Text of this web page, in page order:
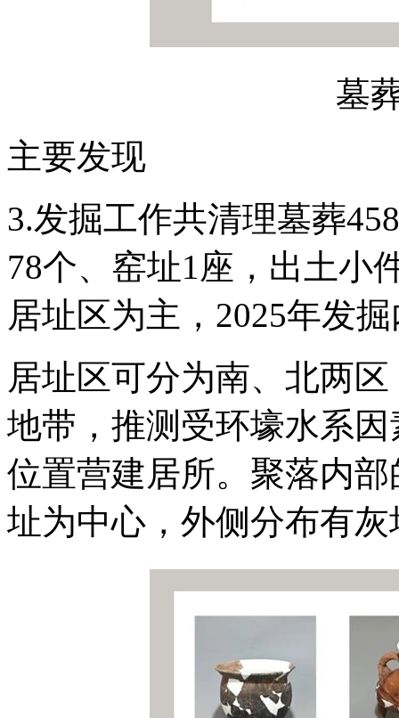
墓
主要发现
3.发掘工作共清理墓葬
78个、窑址1座，出土小
居址区为主，2025年发
居址区可分为南、北两
地带，推测受环壕水系
位置营建居所。聚落内
址为中心，外侧分布有